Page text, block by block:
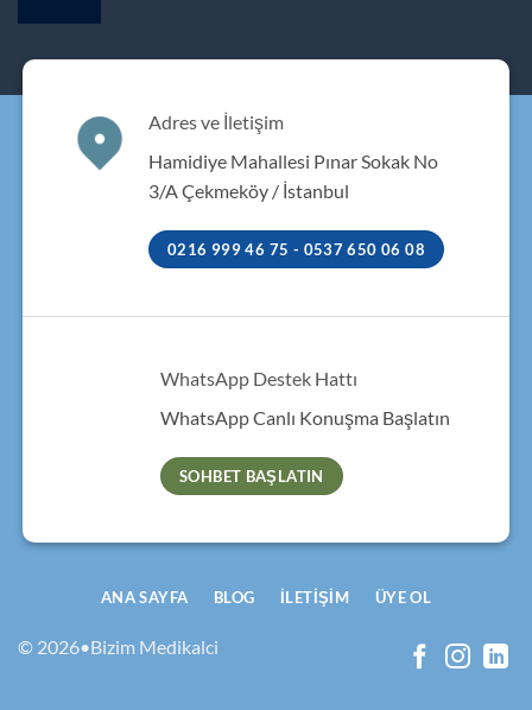
Adres ve İletişim
Hamidiye Mahallesi Pınar Sokak No
3/A Çekmeköy / İstanbul
0216 999 46 75 - 0537 650 06 08
WhatsApp Destek Hattı
WhatsApp Canlı Konuşma Başlatın
SOHBET BAŞLATIN
© 2026•Bizim Medikalci
ANA SAYFA BLOG İLETIŞIM ÜYE OL